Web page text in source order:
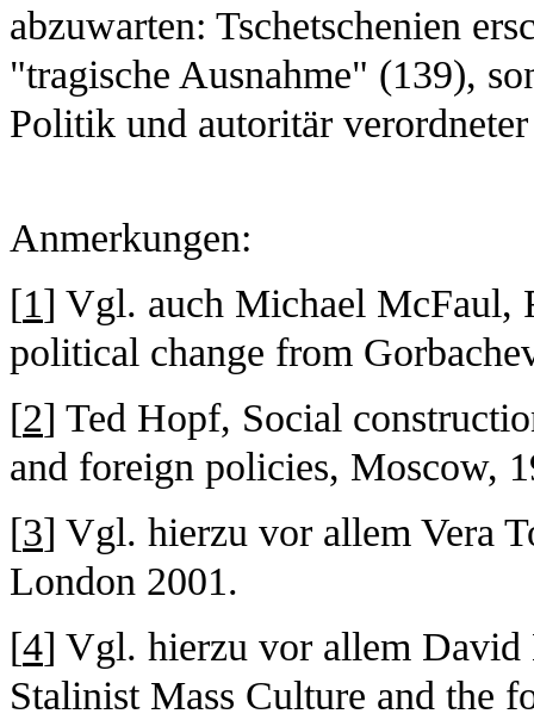
abzuwarten: Tschetschenien
"tragische Ausnahme" (139),
Politik und autoritär
Anmerkungen:
[1] Vgl. auch Michael McFaul,
political change from
[2] Ted Hopf, Social
and foreign policies, Moscow,
[3] Vgl. hierzu vor allem Vera
London 2001.
[4] Vgl. hierzu vor allem David
Stalinist Mass Culture and the